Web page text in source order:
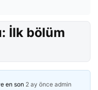
İlk bölüm
en son 2 ay önce admin